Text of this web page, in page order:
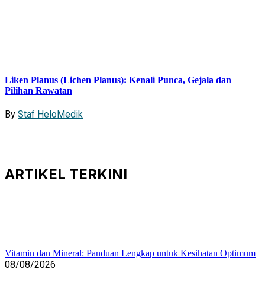
Liken Planus (Lichen Planus): Kenali Punca, Gejala dan
Pilihan Rawatan
By Staf HeloMedik
ARTIKEL TERKINI
Vitamin dan Mineral: Panduan Lengkap untuk Kesihatan Optimum
08/08/2026